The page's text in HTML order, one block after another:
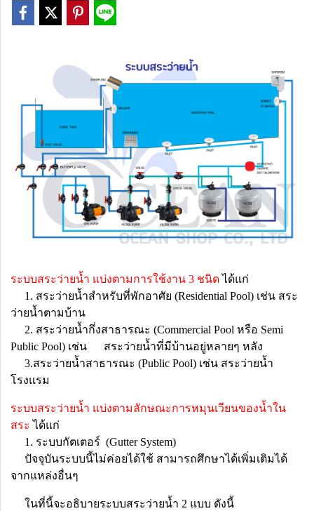
ระบบสระว่ายน้ำ แบ่งตามการใช้งาน 3 ชนิดได้แก่
1. สระว่ายน้ำสำหรับที่พักอาศัย (Residential Pool) เช่น สระ
ว่ายน้ำตามบ้าน
2. สระว่ายน้ำกึ่งสาธารณะ (Commercial Pool หรือ Semi
Public Pool) เช่น สระว่ายน้ำที่มีบ้านอยู่หลายๆ หลัง
3.สระว่ายน้ำสาธารณะ (Public Pool) เช่น สระว่ายน้ำ
โรงแรม
ระบบสระว่ายน้ำ แบ่งตามลักษณะการหมุนเวียนของน้ำใน
สระ ได้แก่
1. ระบบกัตเตอร์ (Gutter System)
ปัจจุบันระบบนี้ไม่ค่อยได้ใช้ สามารถศึกษาได้เพิ่มเติมได้
จากแหล่งอื่นๆ
ในที่นี้จะอธิบายระบบสระว่ายน้ำ 2 แบบ ดังนี้